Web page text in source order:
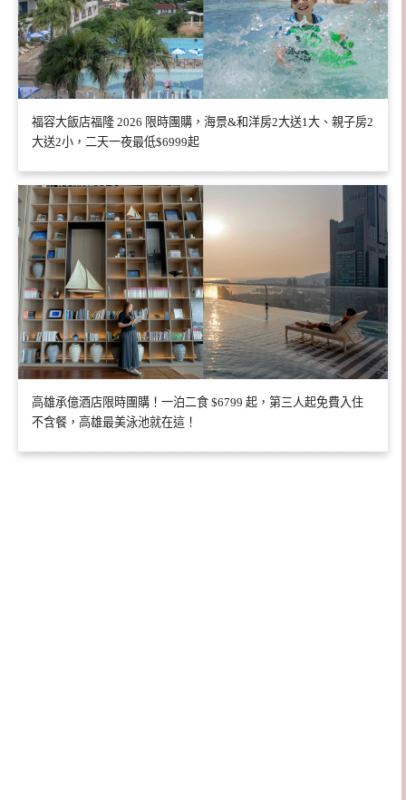
福容大飯店福隆 2026 限時團購，海景&和洋房2大送1大、親子房2
大送2小，二天一夜最低$6999起
高雄承億酒店限時團購！一泊二食 $6799 起，第三人起免費入住
不含餐，高雄最美泳池就在這！